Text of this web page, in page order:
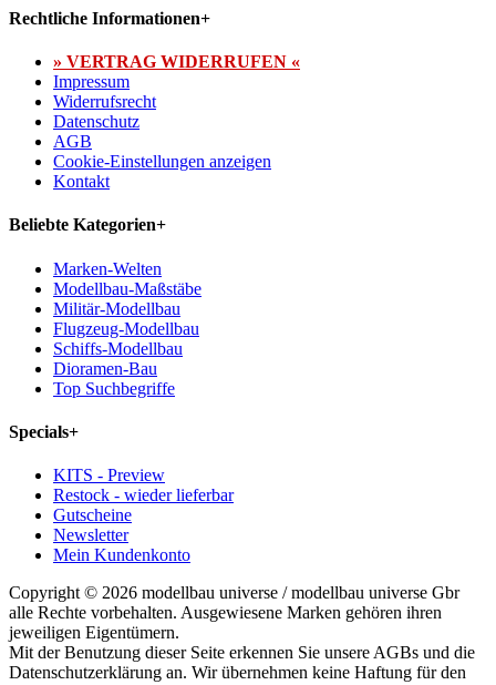
Rechtliche Informationen+
» VERTRAG WIDERRUFEN «
Impressum
Widerrufsrecht
Datenschutz
AGB
Cookie-Einstellungen anzeigen
Kontakt
Beliebte Kategorien+
Marken-Welten
Modellbau-Maßstäbe
Militär-Modellbau
Flugzeug-Modellbau
Schiffs-Modellbau
Dioramen-Bau
Top Suchbegriffe
Specials+
KITS - Preview
Restock - wieder lieferbar
Gutscheine
Newsletter
Mein Kundenkonto
Copyright © 2026 modellbau universe / modellbau universe Gbr
alle Rechte vorbehalten. Ausgewiesene Marken gehören ihren
jeweiligen Eigentümern.
Mit der Benutzung dieser Seite erkennen Sie unsere AGBs und die
Datenschutzerklärung an. Wir übernehmen keine Haftung für den